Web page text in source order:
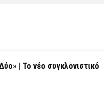
| Το νέο συγκλονιστικό